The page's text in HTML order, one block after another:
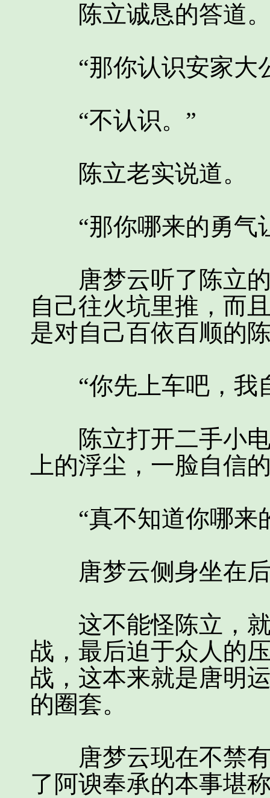
陈立诚恳的答道
“那你认识安家大
“不认识。”
陈立老实说道。
“那你哪来的勇气
唐梦云听了陈立的
自己往火坑里推，而
是对自己百依百顺的
“你先上车吧，我
陈立打开二手小电
上的浮尘，一脸自信
“真不知道你哪来
唐梦云侧身坐在后
这不能怪陈立，就
战，最后迫于众人的
战，这本来就是唐明
的圈套。
唐梦云现在不禁有
了阿谀奉承的本事堪